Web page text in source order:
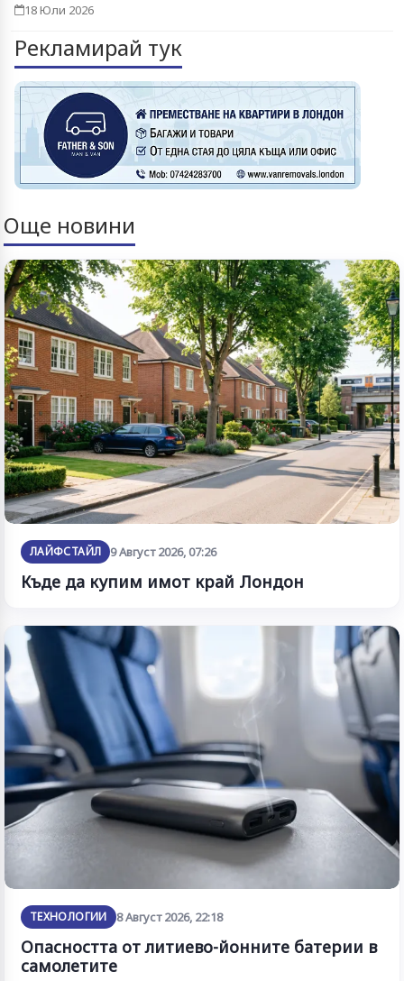
18 Юли 2026
Рекламирай тук
Още новини
ЛАЙФСТАЙЛ 9 Август 2026, 07:26
Къде да купим имот край Лондон
ТЕХНОЛОГИИ 8 Август 2026, 22:18
Опасността от литиево-йонните батерии в
самолетите